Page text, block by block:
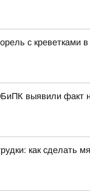
с креветками
выявили факт
как сделать